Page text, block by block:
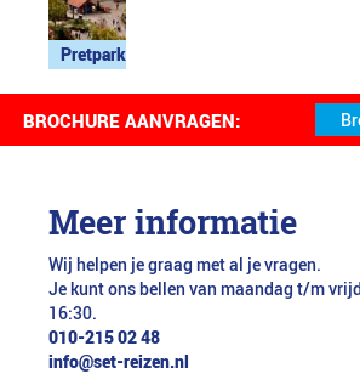
Pretpark
BROCHURE AANVRAGEN:
Meer informatie
Wij helpen je graag met al je vragen.
Je kunt ons bellen van maandag t/m
16:30.
010-215 02 48
info@set-reizen.nl